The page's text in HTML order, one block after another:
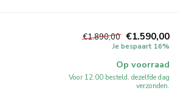
€1.890,00 €1.590,00
Je bespaart 16%
Op voorraad
Voor 12:00 besteld, dezelfde dag
verzonden.